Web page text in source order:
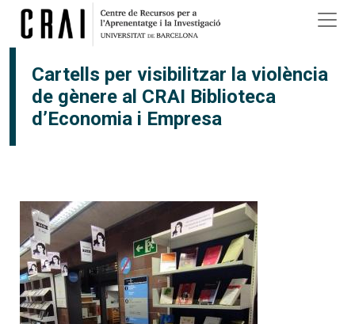
Vés al contingut
Cartells per visibilitzar la violència
de gènere al CRAI Biblioteca
d’Economia i Empresa
×